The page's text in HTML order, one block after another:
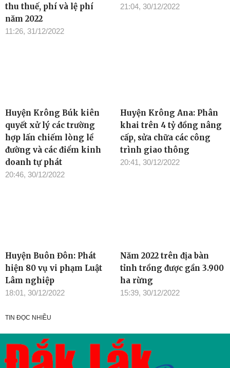
thu thuế, phí và lệ phí
năm 2022
11:26, 31/12/2022
21:04, 30/12/2022
Huyện Krông Búk kiên
quyết xử lý các trường
hợp lấn chiếm lòng lề
đường và các điểm kinh
doanh tự phát
20:46, 30/12/2022
Huyện Krông Ana: Phân
khai trên 4 tỷ đồng nâng
cấp, sửa chữa các công
trình giao thông
20:41, 30/12/2022
Huyện Buôn Đôn: Phát
hiện 80 vụ vi phạm Luật
Lâm nghiệp
18:01, 30/12/2022
Năm 2022 trên địa bàn
tỉnh trồng được gần 3.900
ha rừng
15:39, 30/12/2022
TIN ĐỌC NHIỀU